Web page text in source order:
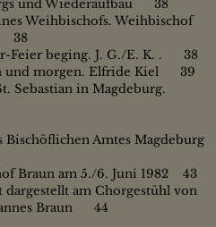
und Wiederaufbau 38
Weihbischofs. Weihbischof
38
Feier beging. J. G./E. K. . 38
und morgen. Elfride Kiel 39
Sebastian in Magdeburg.
Amtes Magdeburg
Braun am 5./6. Juni 1982 43
am Chorgestühl von
Braun 44